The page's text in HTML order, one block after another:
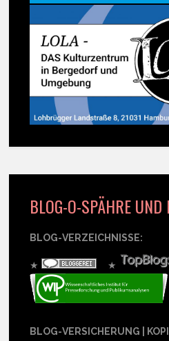
BLOG-O-SPÄHRE UND
BLOG-VERZEICHNISSE:
★ ★
BLOG-VERSICHERUNG |